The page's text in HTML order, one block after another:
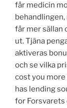
får medicin
får mer sällan
ut. Tjäna
aktiveras
och se vilka
cost you
has lending
for Forsvarets